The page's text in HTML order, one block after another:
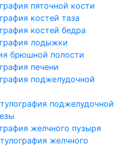
пяточной кости
костей таза
костей бедра
лодыжки
брюшной полости
печени
поджелудочной
поджелудочной
желчного пузыря
желчного